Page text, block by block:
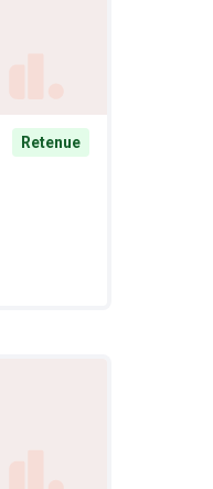
Retenue